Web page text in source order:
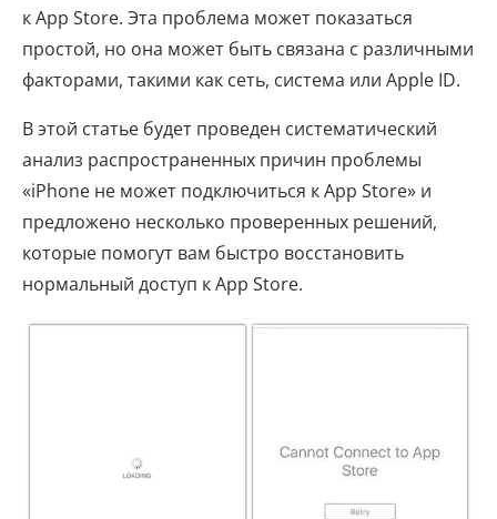
к App Store. Эта проблема может показаться
простой, но она может быть связана с различными
факторами, такими как сеть, система или Apple ID.
В этой статье будет проведен систематический
анализ распространенных причин проблемы
«iPhone не может подключиться к App Store» и
предложено несколько проверенных решений,
которые помогут вам быстро восстановить
нормальный доступ к App Store.